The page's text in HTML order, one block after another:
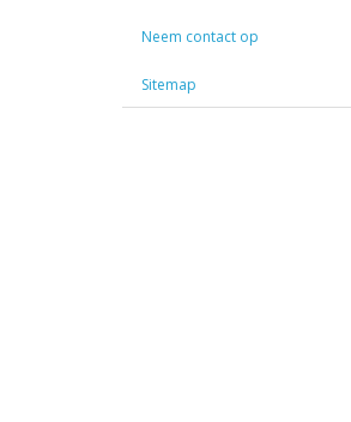
Neem contact op
Sitemap